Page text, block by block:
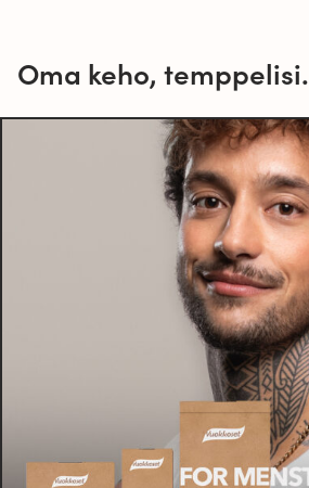
Oma keho, temppelisi.